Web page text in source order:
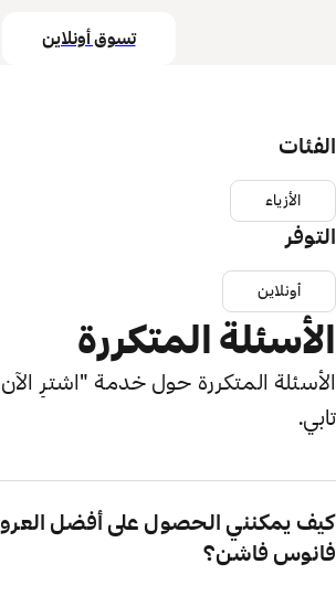
تسوق أونلاين
الفئات
الأزياء
التوفر
أونلاين
الأسئلة المتكررة
الأسئلة المتكررة حول خدمة "اشترِ
تابي.
كيف يمكنني الحصول على أفضل
فانوس فاشن؟